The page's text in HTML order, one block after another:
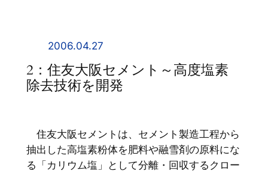
2006.04.27
2：住友大阪セメント～高度塩素
除去技術を開発
住友大阪セメントは、セメント製造工程から
抽出した高塩素粉体を肥料や融雪剤の原料にな
る「カリウム塩」として分離・回収するクロー